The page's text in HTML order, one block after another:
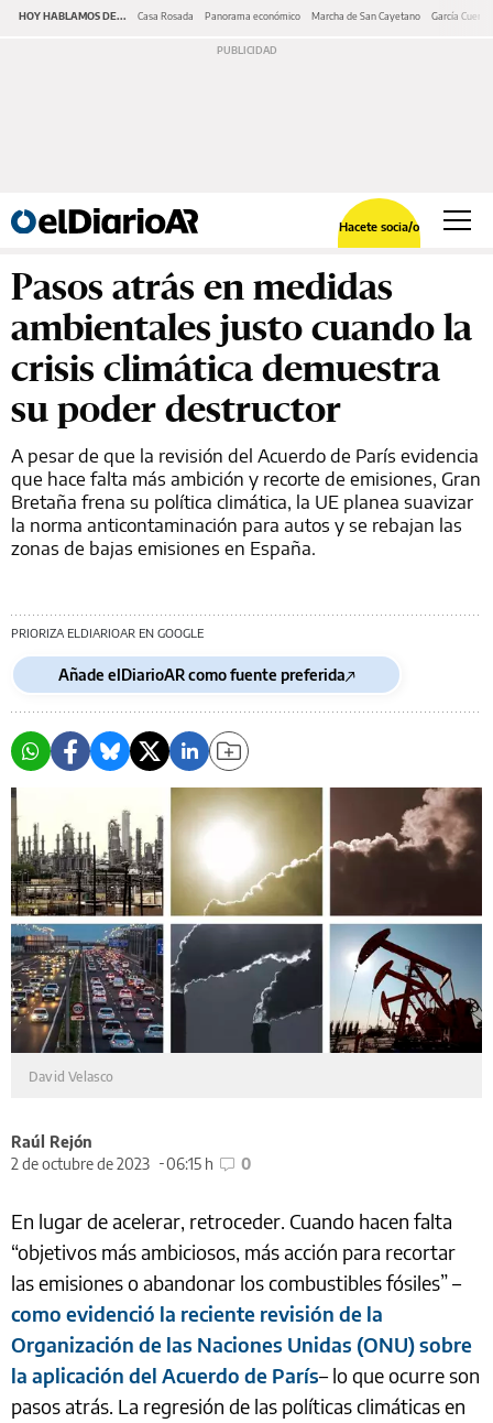
HOY HABLAMOS DE... Casa Rosada Panorama económico Marcha de San Cayetano García Cuerva
Hacete socia/o
Pasos atrás en medidas
ambientales justo cuando la
crisis climática demuestra
su poder destructor
A pesar de que la revisión del Acuerdo de París evidencia
que hace falta más ambición y recorte de emisiones, Gran
Bretaña frena su política climática, la UE planea suavizar
la norma anticontaminación para autos y se rebajan las
zonas de bajas emisiones en España.
PRIORIZA ELDIARIOAR EN GOOGLE
Añade elDiarioAR como fuente preferida
David Velasco
Raúl Rejón
2 de octubre de 2023
06:15 h 0
En lugar de acelerar, retroceder. Cuando hacen falta
“objetivos más ambiciosos, más acción para recortar
las emisiones o abandonar los combustibles fósiles” –
como evidenció la reciente revisión de la
Organización de las Naciones Unidas (ONU) sobre
la aplicación del Acuerdo de París– lo que ocurre son
pasos atrás. La regresión de las políticas climáticas en